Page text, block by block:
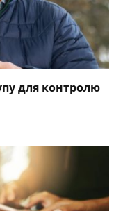
для контролю